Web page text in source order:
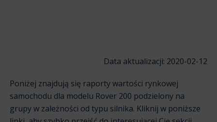
Data aktualizacji: 2020-02-12
Poniżej znajdują się raporty wartości rynkowej
samochodu dla modelu Rover 200 podzielony na
grupy w zależności od typu silnika. Kliknij w poniższe